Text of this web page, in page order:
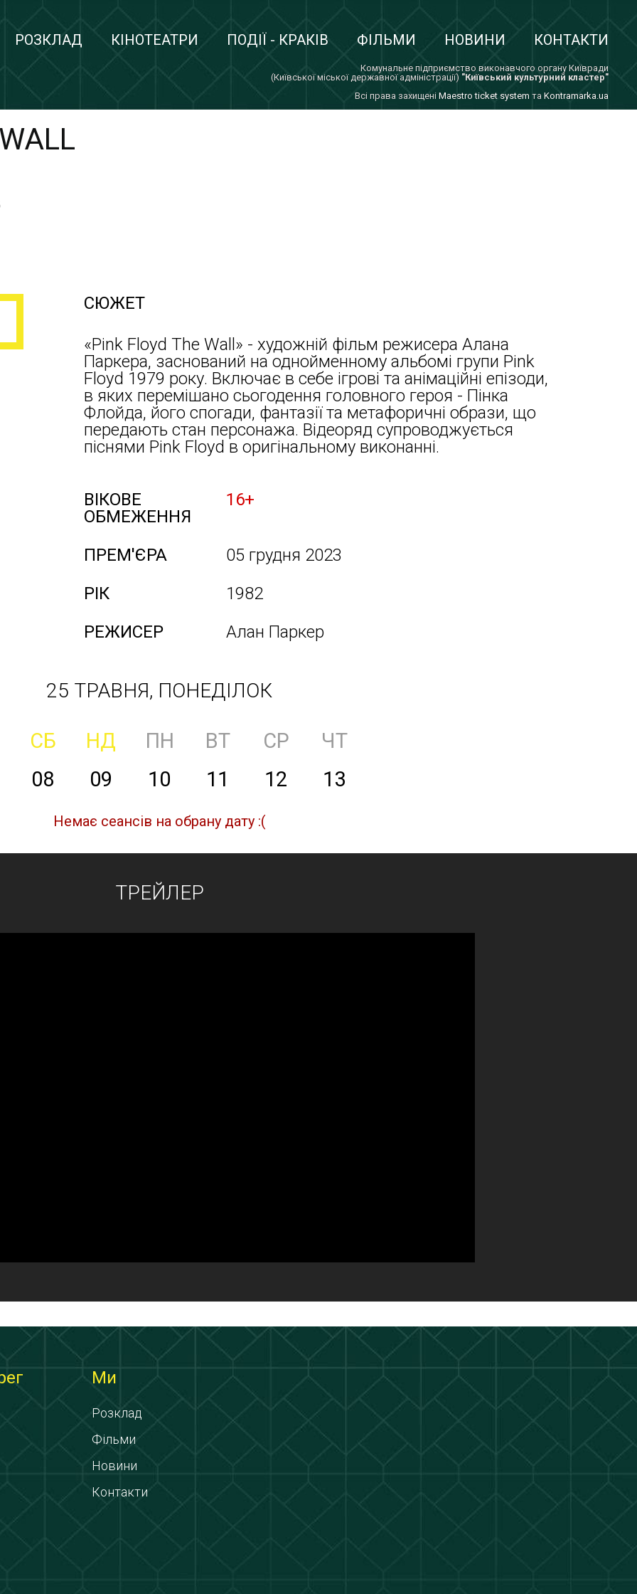
РОЗКЛАД КІНОТЕАТРИ ПОДІЇ - КРАКІВ ФІЛЬМИ НОВИНИ КОНТАКТИ
Комунальне підприємство виконавчого органу Київради
(Київської міської державної адміністрації) "Київський культурний кластер"
Всi права захищенi Maestro ticket system та Kontramarka.ua
СЮЖЕТ
«Pink Floyd The Wall» - художній фільм режисера Алана
Паркера, заснований на однойменному альбомі групи Pink
Floyd 1979 року. Включає в себе ігрові та анімаційні епізоди,
в яких перемішано сьогодення головного героя - Пінка
Флойда, його спогади, фантазії та метафоричні образи, що
передають стан персонажа. Відеоряд супроводжується
піснями Pink Floyd в оригінальному виконанні.
ВІКОВЕ
ОБМЕЖЕННЯ
16+
ПРЕМ'ЄРА
05 грудня 2023
РІК
1982
РЕЖИСЕР
Алан Паркер
25 ТРАВНЯ, ПОНЕДІЛОК
СБ НД ПН ВТ СР
ЧТ
08 09 10 11 12 13
Немає сеансів на обрану дату :(
ТРЕЙЛЕР
Ми
Розклад
Фільми
Новини
Контакти